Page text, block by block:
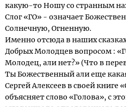
какую-то Ношу со странным
Слог «ГО» - означает
Солнечную, Огненную.
Именно отсюда в наших
Добрых Молодцев вопросом :
Молодец, али нет?» (Что в
Ты Божественный али еще
Сергей Алексеев в своей книге
объясняет слово «Голова», с